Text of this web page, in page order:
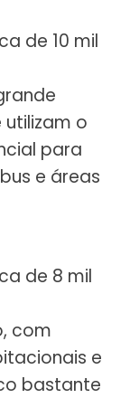
de 10 mil
o
para
e áreas
de 8 mil
com
e
bastante